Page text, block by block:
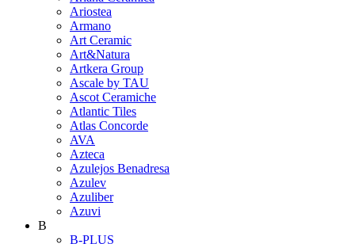
Ariostea
Armano
Art Ceramic
Art&Natura
Artkera Group
Ascale by TAU
Ascot Ceramiche
Atlantic Tiles
Atlas Concorde
AVA
Azteca
Azulejos Benadresa
Azulev
Azuliber
Azuvi
B
B-PLUS